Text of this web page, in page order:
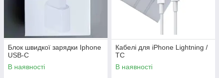
Блок швидкої зарядки Iphone
USB-C
В наявності
Кабелі для iPhone Lightning /
TC
В наявності